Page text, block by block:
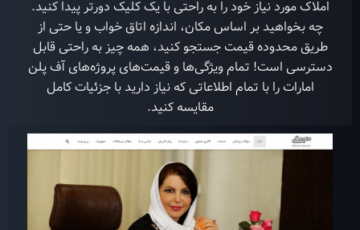
املاک مورد نیاز خود را به راحتی با یک کلیک دورتر پیدا کنید.
چه بخواهید بر اساس مکان، اندازه اتاق خواب و یا حتی از
طریق محدوده قیمت جستجو کنید، همه چیز به راحتی قابل
دسترسی است! تمام ویژگی‌ها و قیمت‌های پروژه‌های آف پلن
امارات را با تمام اطلاعاتی که نیاز دارید با جزئیات کامل
مقایسه کنید.